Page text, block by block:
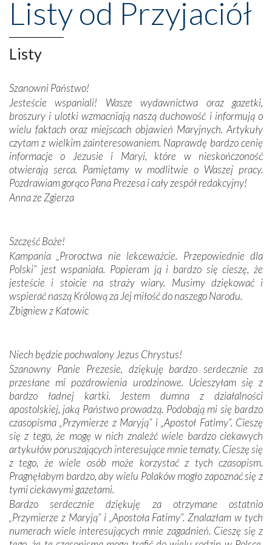
wznoszono na chwałę Bożą, na przykład – w podzięce za
Opatrznościową pomoc w wygranej bitwie o
niepodległość kraju. Zachwyt budziła potężna, a zarazem
misterna architektura tych monumentalnych dzieł,
wspaniałe zdobienia, dbałość ich twórców o detale,
budowniczych.
Podążyliśmy też śladami fatimskich wizjonerów – Łucji
dos Santos oraz świętych Hiacynty i Franciszka Marto.
Modliliśmy się przy ich grobach. Odprawiliśmy Drogę
Krzyżową w ich rodzinnych stronach, odwiedziliśmy
domy, w których żyli.
W miejscu objawień Matki Bożej zapaliliśmy świece
Podczas tej kilkudniowej wyprawy na każdym kroku
spotykaliśmy się z serdeczną otwartością
Portugalczyków. Podziwialiśmy ich ludową sztukę i
zwyczaje. Mimo że nasze kraje są od siebie bardzo
oddalone, w żaden sposób nie czuliśmy się obco.
Sprawiła to oczywiście sama Matka Boża, ale też
kulturowa bliskość biorąca swój początek w naszej
mieliśmy okazję przekonać się, że Maryja swoją opieką
otacza nie tylko nasz naród, lecz wszystkie nacje, które
się Jej ufnie oddają, a także każdą osobę, która zawierza
Jej siebie oraz swych bliskich.
Dzieje Portugalii to również historia wierności Bogu i
odstępstw, także w życiu władców. Trudne momenty w
wymiarze tak osobistym, jak i zbiorowym, przypominają o
konieczności ciągłego zabiegania o własną duszę i o łaskę
Opatrzności. Wierność przynosi pomyślność –
przynajmniej w życiu duchowym. Odstępstwo owocuje
nieszczęściem i śmiercią. Te uniwersalne prawdy
przychodziły na myśl, gdy słuchaliśmy opowieści
przewodników o portugalskich monarchach i wodzach,
Listy od Przyjaciół
Listy
Szanowni Państwo!
Jesteście wspaniali! Wasze wydawnictwa oraz gazetki,
broszury i ulotki wzmacniają naszą duchowość i informują o
wielu faktach oraz miejscach objawień Maryjnych. Artykuły
czytam z wielkim zainteresowaniem. Naprawdę bardzo cenię
informacje o Jezusie i Maryi, które w nieskończoność
otwierają serca. Pamiętamy w modlitwie o Waszej pracy.
Pozdrawiam gorąco Pana Prezesa i cały zespół redakcyjny!
Anna ze Zgierza
Szczęść Boże!
Kampania „Proroctwa nie lekceważcie. Przepowiednie dla
Polski” jest wspaniała. Popieram ją i bardzo się cieszę, że
jesteście i stoicie na straży wiary. Musimy dziękować i
wspierać naszą Królową za Jej miłość do naszego Narodu.
Zbigniew z Katowic
Niech będzie pochwalony Jezus Chrystus!
Szanowny Panie Prezesie, dziękuję bardzo serdecznie za
przesłane mi pozdrowienia urodzinowe. Ucieszyłam się z
bardzo ładnej kartki. Jestem dumna z działalności
apostolskiej, jaką Państwo prowadzą. Podobają mi się bardzo
czasopisma „Przymierze z Maryją” i „Apostoł Fatimy”. Cieszę
się z tego, że mogę w nich znaleźć wiele bardzo ciekawych
artykułów poruszających interesujące mnie tematy. Cieszę się
z tego, że wiele osób może korzystać z tych czasopism.
Pragnęłabym bardzo, aby wielu Polaków mogło zapoznać się z
tymi ciekawymi gazetami.
Bardzo serdecznie dziękuję za otrzymane ostatnio
„Przymierze z Maryją” i „Apostoła Fatimy”. Znalazłam w tych
numerach wiele interesujących mnie zagadnień. Cieszę się z